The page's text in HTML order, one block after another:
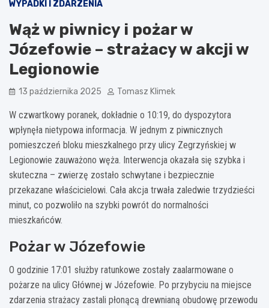
WYPADKI I ZDARZENIA
Wąż w piwnicy i pożar w
Józefowie – strażacy w akcji w
Legionowie
13 października 2025 Tomasz Klimek
W czwartkowy poranek, dokładnie o 10:19, do dyspozytora
wpłynęła nietypowa informacja. W jednym z piwnicznych
pomieszczeń bloku mieszkalnego przy ulicy Zegrzyńskiej w
Legionowie zauważono węża. Interwencja okazała się szybka i
skuteczna – zwierzę zostało schwytane i bezpiecznie
przekazane właścicielowi. Cała akcja trwała zaledwie trzydzieści
minut, co pozwoliło na szybki powrót do normalności
mieszkańców.
Pożar w Józefowie
O godzinie 17:01 służby ratunkowe zostały zaalarmowane o
pożarze na ulicy Głównej w Józefowie. Po przybyciu na miejsce
zdarzenia strażacy zastali płonącą drewnianą obudowę przewodu